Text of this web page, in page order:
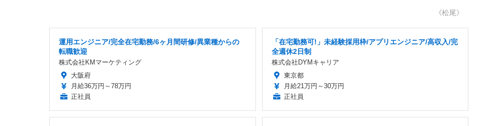
《松尾》
運用エンジニア/完全在宅勤務/6ヶ月間研修/異業種からの
転職歓迎
株式会社KMマーケティング
大阪府
月給36万円～78万円
正社員
「在宅勤務可!」未経験採用枠/アプリエンジニア/高収入/完
全週休2日制
株式会社DYMキャリア
東京都
月給21万円～30万円
正社員